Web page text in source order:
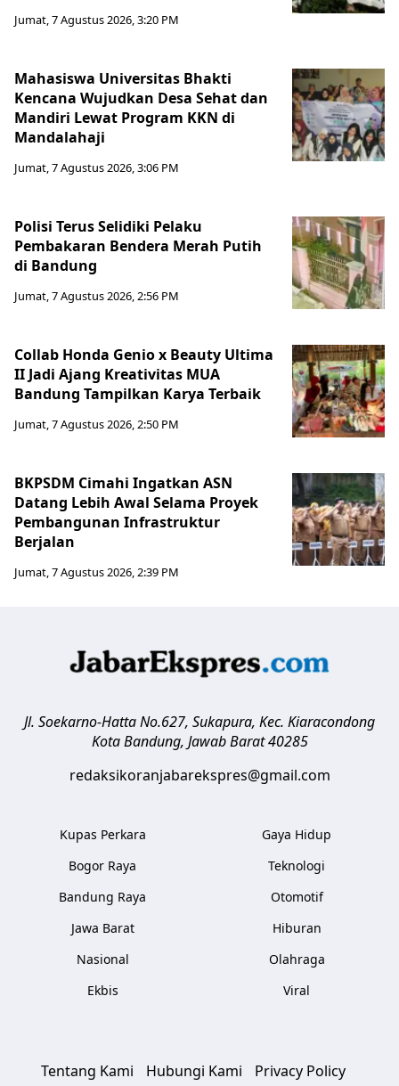
Jumat, 7 Agustus 2026, 3:20 PM
Mahasiswa Universitas Bhakti
Kencana Wujudkan Desa Sehat dan
Mandiri Lewat Program KKN di
Mandalahaji
Jumat, 7 Agustus 2026, 3:06 PM
Polisi Terus Selidiki Pelaku
Pembakaran Bendera Merah Putih
di Bandung
Jumat, 7 Agustus 2026, 2:56 PM
Collab Honda Genio x Beauty Ultima
II Jadi Ajang Kreativitas MUA
Bandung Tampilkan Karya Terbaik
Jumat, 7 Agustus 2026, 2:50 PM
BKPSDM Cimahi Ingatkan ASN
Datang Lebih Awal Selama Proyek
Pembangunan Infrastruktur
Berjalan
Jumat, 7 Agustus 2026, 2:39 PM
Jl. Soekarno-Hatta No.627, Sukapura, Kec. Kiaracondong
Kota Bandung, Jawab Barat 40285
redaksikoranjabarekspres@gmail.com
Kupas Perkara
Bogor Raya
Bandung Raya
Jawa Barat
Nasional
Ekbis
Gaya Hidup
Teknologi
Otomotif
Hiburan
Olahraga
Viral
Tentang Kami Hubungi Kami Privacy Policy